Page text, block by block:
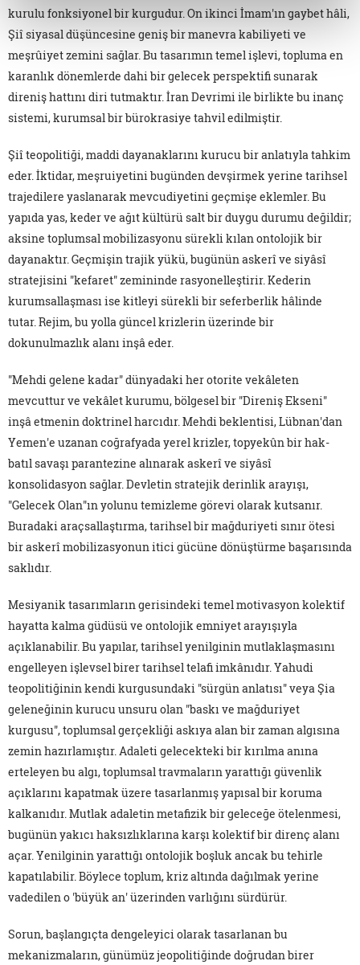
kurulu fonksiyonel bir kurgudur. On ikinci İmam'ın gaybet hâli,
Şiî siyasal düşüncesine geniş bir manevra kabiliyeti ve
meşrûiyet zemini sağlar. Bu tasarımın temel işlevi, topluma en
karanlık dönemlerde dahi bir gelecek perspektifi sunarak
direniş hattını diri tutmaktır. İran Devrimi ile birlikte bu inanç
sistemi, kurumsal bir bürokrasiye tahvil edilmiştir.
Şiî teopolitiği, maddi dayanaklarını kurucu bir anlatıyla tahkim
eder. İktidar, meşruiyetini bugünden devşirmek yerine tarihsel
trajedilere yaslanarak mevcudiyetini geçmişe eklemler. Bu
yapıda yas, keder ve ağıt kültürü salt bir duygu durumu değildir;
aksine toplumsal mobilizasyonu sürekli kılan ontolojik bir
dayanaktır. Geçmişin trajik yükü, bugünün askerî ve siyâsî
stratejisini "kefaret" zemininde rasyonelleştirir. Kederin
kurumsallaşması ise kitleyi sürekli bir seferberlik hâlinde
tutar. Rejim, bu yolla güncel krizlerin üzerinde bir
dokunulmazlık alanı inşâ eder.
"Mehdi gelene kadar" dünyadaki her otorite vekâleten
mevcuttur ve vekâlet kurumu, bölgesel bir "Direniş Ekseni"
inşâ etmenin doktrinel harcıdır. Mehdi beklentisi, Lübnan'dan
Yemen'e uzanan coğrafyada yerel krizler, topyekûn bir hak-
batıl savaşı parantezine alınarak askerî ve siyâsî
konsolidasyon sağlar. Devletin stratejik derinlik arayışı,
"Gelecek Olan"ın yolunu temizleme görevi olarak kutsanır.
Buradaki araçsallaştırma, tarihsel bir mağduriyeti sınır ötesi
bir askerî mobilizasyonun itici gücüne dönüştürme başarısında
saklıdır.
Mesiyanik tasarımların gerisindeki temel motivasyon kolektif
hayatta kalma güdüsü ve ontolojik emniyet arayışıyla
açıklanabilir. Bu yapılar, tarihsel yenilginin mutlaklaşmasını
engelleyen işlevsel birer tarihsel telafi imkânıdır. Yahudi
teopolitiğinin kendi kurgusundaki "sürgün anlatısı" veya Şia
geleneğinin kurucu unsuru olan "baskı ve mağduriyet
kurgusu", toplumsal gerçekliği askıya alan bir zaman algısına
zemin hazırlamıştır. Adaleti gelecekteki bir kırılma anına
erteleyen bu algı, toplumsal travmaların yarattığı güvenlik
açıklarını kapatmak üzere tasarlanmış yapısal bir koruma
kalkanıdır. Mutlak adaletin metafizik bir geleceğe ötelenmesi,
bugünün yakıcı haksızlıklarına karşı kolektif bir direnç alanı
açar. Yenilginin yarattığı ontolojik boşluk ancak bu tehirle
kapatılabilir. Böylece toplum, kriz altında dağılmak yerine
vadedilen o 'büyük an' üzerinden varlığını sürdürür.
Sorun, başlangıçta dengeleyici olarak tasarlanan bu
mekanizmaların, günümüz jeopolitiğinde doğrudan birer